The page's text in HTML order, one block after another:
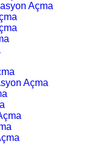
Açma
Açma